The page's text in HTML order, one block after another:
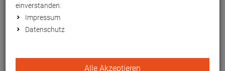
Cramer-Steckschiene
einverstanden.
Impressum
Datenschutz
Alle Akzeptieren